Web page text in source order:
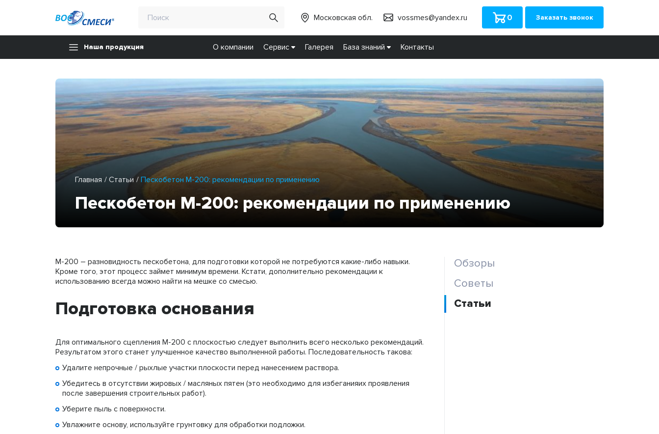
Московская обл. vossmes@yandex.ru 0 Заказать звонок
Наша продукция О компании Сервис Галерея База знаний Контакты
Главная Статьи Пескобетон М-200: рекомендации по применению
Пескобетон М-200: рекомендации по применению
М-200 – разновидность пескобетона, для подготовки которой не потребуются какие-либо навыки.
Кроме того, этот процесс займет минимум времени. Кстати, дополнительно рекомендации к
использованию всегда можно найти на мешке со смесью.
Подготовка основания
Для оптимального сцепления М-200 с плоскостью следует выполнить всего несколько рекомендаций.
Результатом этого станет улучшенное качество выполненной работы. Последовательность такова:
Удалите непрочные / рыхлые участки плоскости перед нанесением раствора.
Убедитесь в отсутствии жировых / масляных пятен (это необходимо для избеганияих проявления
после завершения строительных работ).
Уберите пыль с поверхности.
Увлажните основу, используйте грунтовку для обработки подложки.
Обзоры
Советы
Статьи